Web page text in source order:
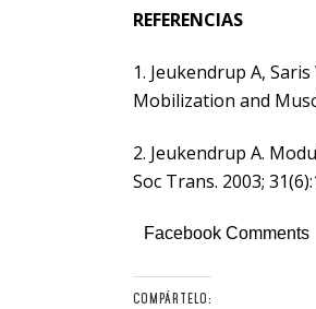
REFERENCIAS
1. Jeukendrup A,
Mobilization and
2. Jeukendrup A.
Soc Trans. 2003;
Facebook Comments
COMPÁRTELO: